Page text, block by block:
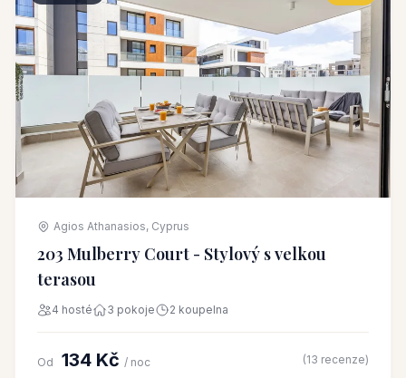
Agios Athanasios, Cyprus
203 Mulberry Court - Stylový s velkou
terasou
4 hosté 3 pokoje 2 koupelna
Od 134 Kč / noc (13 recenze)